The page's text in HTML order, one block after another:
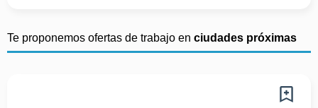
Te proponemos ofertas de trabajo en ciudades próximas